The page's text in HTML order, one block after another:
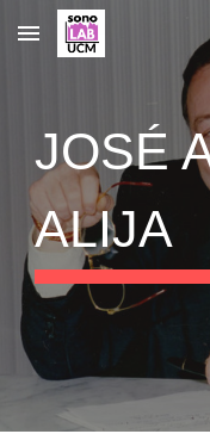
Skip to main content
JOSÉ
ALIJA